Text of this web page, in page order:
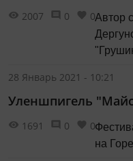
Автор
Дергунов. Фрагмент
2007 0 0
28 Январь 2021 - 10:21
Уленшпигель
на
1691 0 0